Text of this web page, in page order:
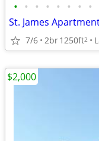
• • • • • • • •
St. James
7/6 2br1250ft2
$2,000